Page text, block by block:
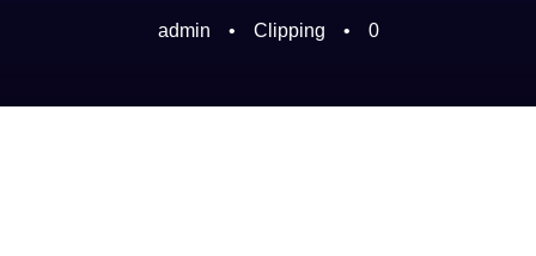
admin • Clipping • 0